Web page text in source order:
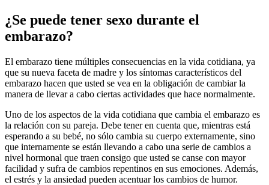
¿Se puede tener sexo durante el
embarazo?
El embarazo tiene múltiples consecuencias en la vida cotidiana, ya
que su nueva faceta de madre y los síntomas característicos del
embarazo hacen que usted se vea en la obligación de cambiar la
manera de llevar a cabo ciertas actividades que hace normalmente.
Uno de los aspectos de la vida cotidiana que cambia el embarazo es
la relación con su pareja. Debe tener en cuenta que, mientras está
esperando a su bebé, no sólo cambia su cuerpo externamente, sino
que internamente se están llevando a cabo una serie de cambios a
nivel hormonal que traen consigo que usted se canse con mayor
facilidad y sufra de cambios repentinos en sus emociones. Además,
el estrés y la ansiedad pueden acentuar los cambios de humor.